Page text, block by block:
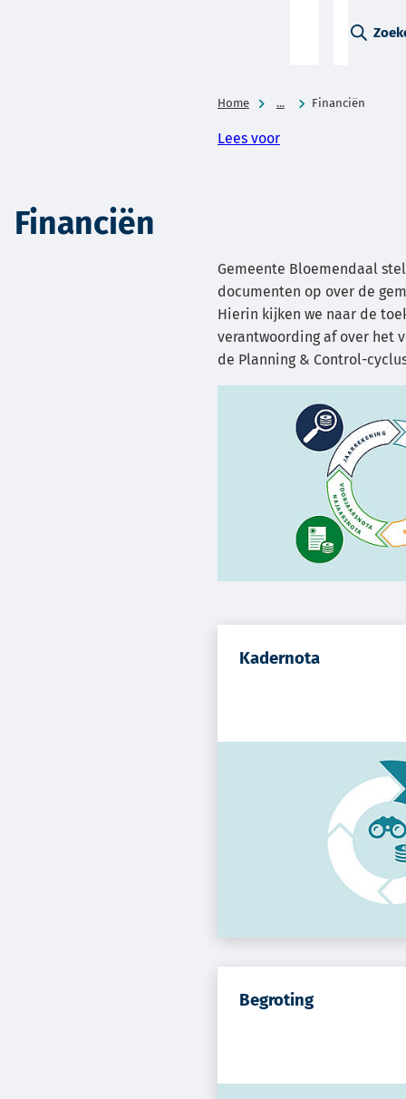
Home ... Financiën
Lees voor
Financiën
Gemeente Bloemendaal
documenten op over de
Hierin kijken we naar de
verantwoording af over het
de Planning & Control-
Kadernota
Begroting